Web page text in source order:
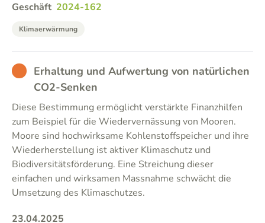
Geschäft 2024-162
Klimaerwärmung
BAD Erhaltung und Aufwertung von natürlichen
CO2-Senken
Diese Bestimmung ermöglicht verstärkte Finanzhilfen
zum Beispiel für die Wiedervernässung von Mooren.
Moore sind hochwirksame Kohlenstoffspeicher und ihre
Wiederherstellung ist aktiver Klimaschutz und
Biodiversitätsförderung. Eine Streichung dieser
einfachen und wirksamen Massnahme schwächt die
Umsetzung des Klimaschutzes.
23.04.2025